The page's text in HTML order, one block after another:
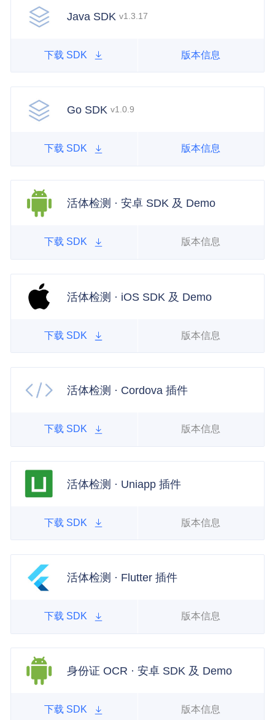
Java SDK v1.3.17
下载 SDK 版本信息
Go SDK v1.0.9
下载 SDK 版本信息
活体检测 · 安卓 SDK 及 Demo
下载 SDK 版本信息
活体检测 · iOS SDK 及 Demo
下载 SDK 版本信息
活体检测 · Cordova 插件
下载 SDK 版本信息
活体检测 · Uniapp 插件
下载 SDK 版本信息
活体检测 · Flutter 插件
下载 SDK 版本信息
身份证 OCR · 安卓 SDK 及 Demo
下载 SDK 版本信息